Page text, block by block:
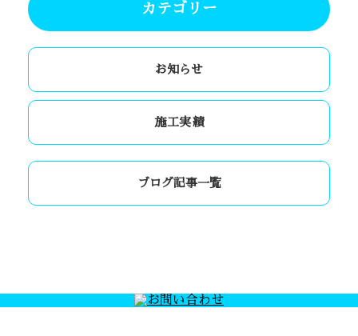
カテゴリー
お知らせ
施工実績
ブログ記事一覧